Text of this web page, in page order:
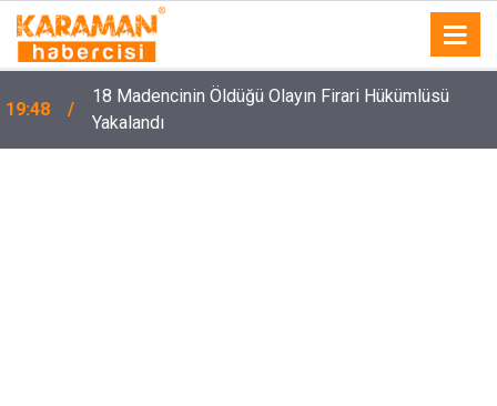
19:48
18 Madencinin Öldüğü Olayın Firari Hükümlüsü
Yakalandı